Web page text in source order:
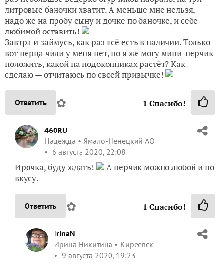
литровые баночки хватит. А меньше мне нельзя,
надо же на пробу сыну и дочке по баночке, и себе
любимой оставить!
Завтра и займусь, как раз всё есть в наличии. Только
вот перца чили у меня нет, но я же могу мини-перчик
положить, какой на подоконниках растёт? Как
сделаю — отчитаюсь по своей привычке!
Ответить ✿ 1 Спасибо!
460RU
Надежда
Ямало-Ненецкий АО
6 августа 2020, 22:08
Ирочка, буду ждать!
А перчик можно любой и по
вкусу.
Ответить ✿ 1 Спасибо!
IrinaN
Ирина Никитина
Киреевск
9 августа 2020, 19:23